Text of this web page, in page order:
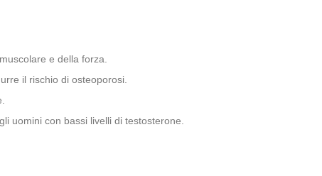
e della forza.
il rischio di osteoporosi.
uomini con bassi livelli di testosterone.